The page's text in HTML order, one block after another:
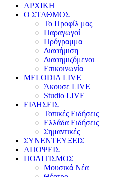
ΑΡΧΙΚΗ
Ο ΣΤΑΘΜΟΣ
Το Προφίλ μας
Παραγωγοί
Πρόγραμμα
Διαφήμιση
Διαφημιζόμενοι
Επικοινωνία
MELODIA LIVE
Άκουσε LIVE
Studio LIVE
ΕΙΔΗΣΕΙΣ
Τοπικές Ειδήσεις
Ελλάδα Ειδήσεις
Σημαντικές
ΣΥΝΕΝΤΕΥΞΕΙΣ
ΑΠΟΨΕΙΣ
ΠΟΛΙΤΙΣΜΟΣ
Μουσικά Νέα